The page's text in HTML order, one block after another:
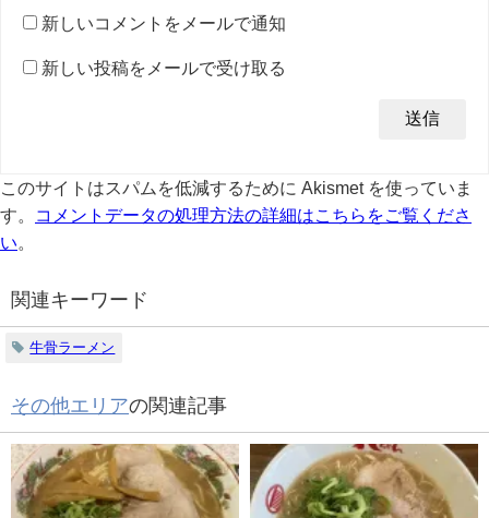
新しいコメントをメールで通知
新しい投稿をメールで受け取る
このサイトはスパムを低減するために Akismet を使っていま
す。
コメントデータの処理方法の詳細はこちらをご覧くださ
い
関連キーワード
牛骨ラーメン
その他エリアの関連記事